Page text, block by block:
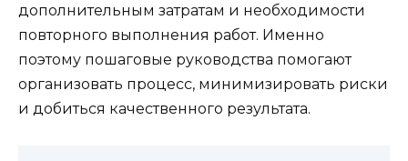
дополнительным затратам и необходимости
повторного выполнения работ. Именно
поэтому пошаговые руководства помогают
организовать процесс, минимизировать риски
и добиться качественного результата.